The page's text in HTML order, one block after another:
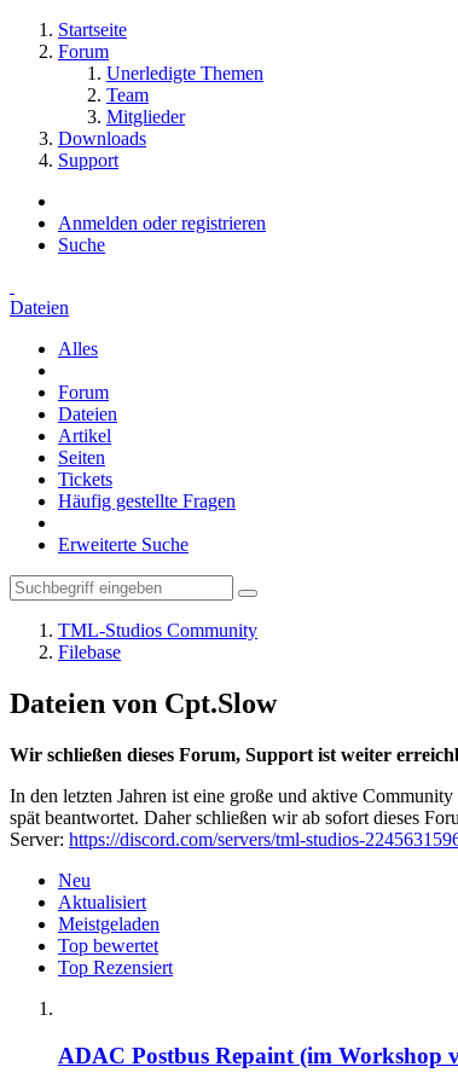
Startseite
Forum
Unerledigte Themen
Team
Mitglieder
Downloads
Support
Anmelden oder registrieren
Suche
Dateien
Alles
Forum
Dateien
Artikel
Seiten
Tickets
Häufig gestellte Fragen
Erweiterte Suche
TML-Studios Community
Filebase
Dateien von Cpt.Slow
Wir schließen dieses Forum, Support ist weiter
In den letzten Jahren ist eine große und aktive
spät beantwortet. Daher schließen wir ab sofort dieses
Server: https://discord.com/servers/tml-studios-
Neu
Aktualisiert
Meistgeladen
Top bewertet
Top Rezensiert
ADAC Postbus Repaint (im Workshop